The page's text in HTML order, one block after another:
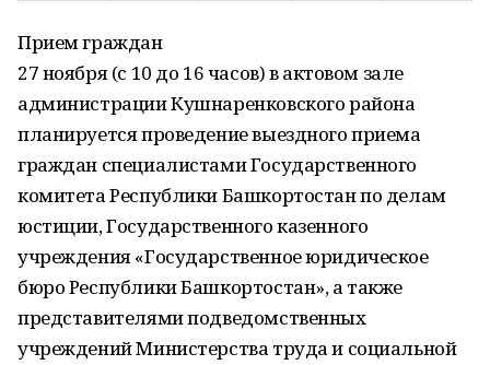
Прием граждан
27 ноября (с 10 до 16 часов) в актовом зале
администрации Кушнаренковского района
планируется проведение выездного приема
граждан специалистами Государственного
комитета Республики Башкортостан по делам
юстиции, Государственного казенного
учреждения «Государственное юридическое
бюро Республики Башкортостан», а также
представителями подведомственных
учреждений Министерства труда и социальной